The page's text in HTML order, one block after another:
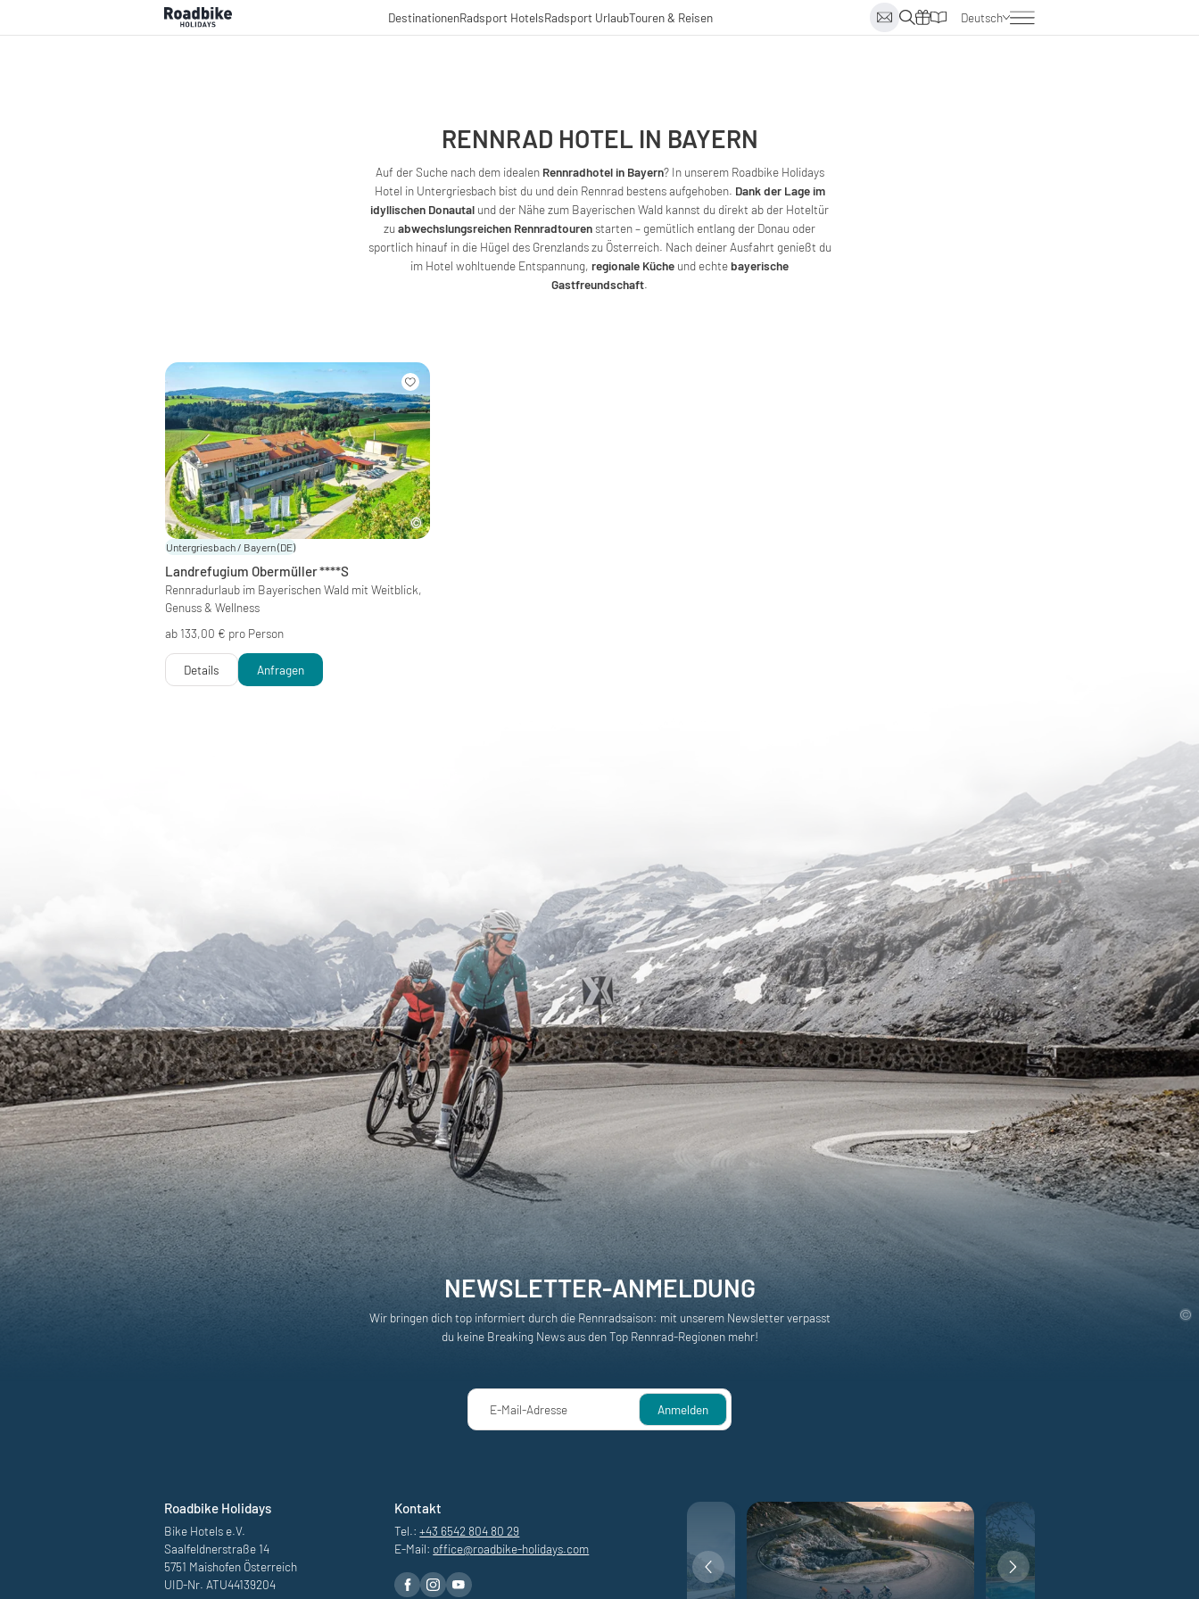
DestinationenRadsport HotelsRadsport UrlaubTouren & Reisen Deutsch
Englisch
RENNRAD HOTEL IN BAYERN
Auf der Suche nach dem idealen Rennradhotel in Bayern? In unserem Roadbike Holidays
Hotel in Untergriesbach bist du und dein Rennrad bestens aufgehoben. Dank der Lage im
idyllischen Donautal und der Nähe zum Bayerischen Wald kannst du direkt ab der Hoteltür
zu abwechslungsreichen Rennradtouren starten – gemütlich entlang der Donau oder
sportlich hinauf in die Hügel des Grenzlands zu Österreich. Nach deiner Ausfahrt genießt du
im Hotel wohltuende Entspannung, regionale Küche und echtebayerische
Gastfreundschaft.
Untergriesbach / Bayern(DE)
Landrefugium Obermüller****S
Rennradurlaub im Bayerischen Wald mit Weitblick,
Genuss & Wellness
ab 133,00 € pro Person
Details Anfragen
NEWSLETTER-ANMELDUNG
Wir bringen dich top informiert durch die Rennradsaison: mit unserem Newsletter verpasst
du keine Breaking News aus den Top Rennrad-Regionen mehr!
E-Mail-Adresse Anmelden
Roadbike Holidays
Bike Hotels e.V.
Saalfeldnerstraße 14
5751 Maishofen Österreich
UID-Nr. ATU44139204
Kontakt
Tel.: +43 6542 804 80 29
E-Mail: office@roadbike-holidays.com
August September